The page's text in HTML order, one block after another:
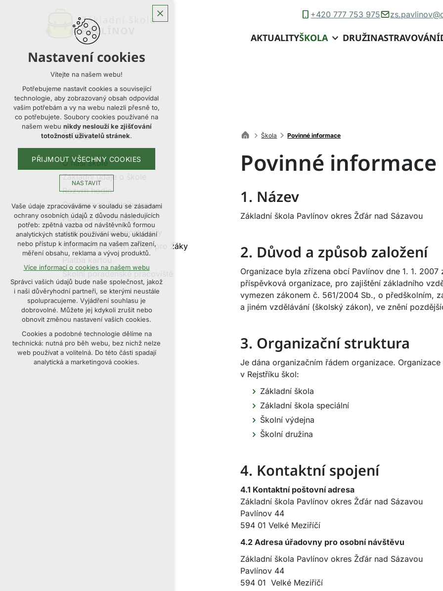
+420 777 753 975
AKTUALITYŠKOLA DRUŽINASTRAVOVÁNÍ
Škola Povinné informace
Povinné informace
1. Název
Základní škola Pavlínov okres Žďár nad Sázavou
2. Důvod a způsob založení
Organizace byla zřízena obcí Pavlínov dne 1. 1.
příspěvková organizace, pro zajištění základního
vymezen zákonem č. 561/2004 Sb., o předškolním,
a jiném vzdělávání (školský zákon), ve znění
3. Organizační struktura
Je dána organizačním řádem organizace.
v Rejstříku škol:
Základní škola
Základní škola speciální
Školní výdejna
Školní družina
4. Kontaktní spojení
4.1 Kontaktní poštovní adresa
Základní škola Pavlínov okres Žďár nad Sázavou
Pavlínov 44
594 01 Velké Meziříčí
4.2 Adresa úřadovny pro osobní návštěvu
Základní škola Pavlínov okres Žďár nad Sázavou
Pavlínov 44
594 01 Velké Meziříčí
ŠKOLA
O naší škole
Základní údaje o škole
Rozvrh hodin
Organizace školního roku
Povinné informace
Historie i současnost školy
Seznam školních potřeb pro žáky
Platba kartou
Školní poradenské pracoviště
Nastavení cookies
Vítejte na našem webu!
Potřebujeme nastavit cookies a související
technologie, aby zobrazovaný obsah odpovídal
vašim potřebám a vy na webu nalezli přesně to,
co potřebujete. Soubory cookies používané na
našem webu nikdy neslouží ke zjišťování
totožnosti uživatelů stránek.
PŘIJMOUT VŠECHNY COOKIES
NASTAVIT
Technická cookies
nutná pro provozování webu
udržení kontextu stránek (session):
případná přihlášení, volby jazyka, apod.
Volitelná cookies
analytická pro anonymizované vyhodnocení
návštěvnosti
marketingová cookies (Google, Seznam,
Facebook)
Více informací o cookies na našem webu
PŘIJMOUT VŠECHNY COOKIES
ODMÍTNOUT VOLITELNÁ
Vaše údaje zpracováváme v souladu se zásadami
ochrany osobních údajů z důvodu následujících
potřeb: zpětná vazba od návštěvníků formou
analytických statistik používání webu, ukládání
nebo přístup k informacím na vašem zařízení,
měření obsahu, reklama a vývoj produktů.
Více informací o cookies na našem webu
Správci vašich údajů bude naše společnost, jakož
i naši důvěryhodní partneři, se kterými neustále
spolupracujeme. Vyjádření souhlasu je
dobrovolné. Můžete jej kdykoli zrušit nebo
obnovit změnou nastavení vašich cookies.
Cookies a podobné technologie dělíme na
technická: nutná pro běh webu, bez nichž nelze
web používat a volitelná. Do této části spadají
analytická a marketingová cookies.